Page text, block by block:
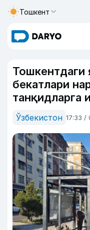
Тошкент
Тошкентдаги
бекатлари
танқидларга
Ўзбекистон 17:33 /